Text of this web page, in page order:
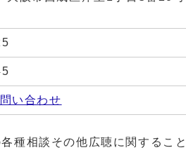
い合わせ
種相談その他広聴に関すること